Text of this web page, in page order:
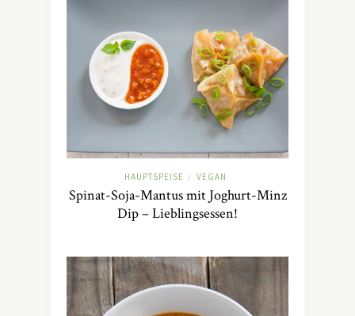
HAUPTSPEISE / VEGAN
Spinat-Soja-Mantus mit Joghurt-Minz
Dip – Lieblingsessen!